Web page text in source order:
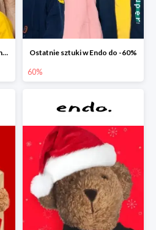
Piżamy idealne na prezent w Endo do -50% Ostatnie sztuki w Endo do -60%
60%